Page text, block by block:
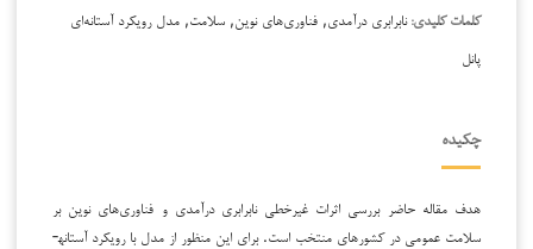
کلمات کلیدی:نابرابری درآمدی, فناوری‌های نوین, سلامت, مدل رویکرد آستانه‌ای
پانل
چکیده
هدف مقاله حاضر بررسی اثرات غیرخطی نابرابری درآمدی و فناوری‌های نوین بر
سلامت عمومی در کشورهای منتخب است. برای این منظور از مدل با رویکرد آستانه­